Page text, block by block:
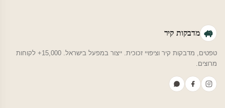
מדבקות קיר
טפטים, מדבקות קיר וציפויי זכוכית. ייצור במפעל בישראל. 15,000+ לקוחות
מרוצים.